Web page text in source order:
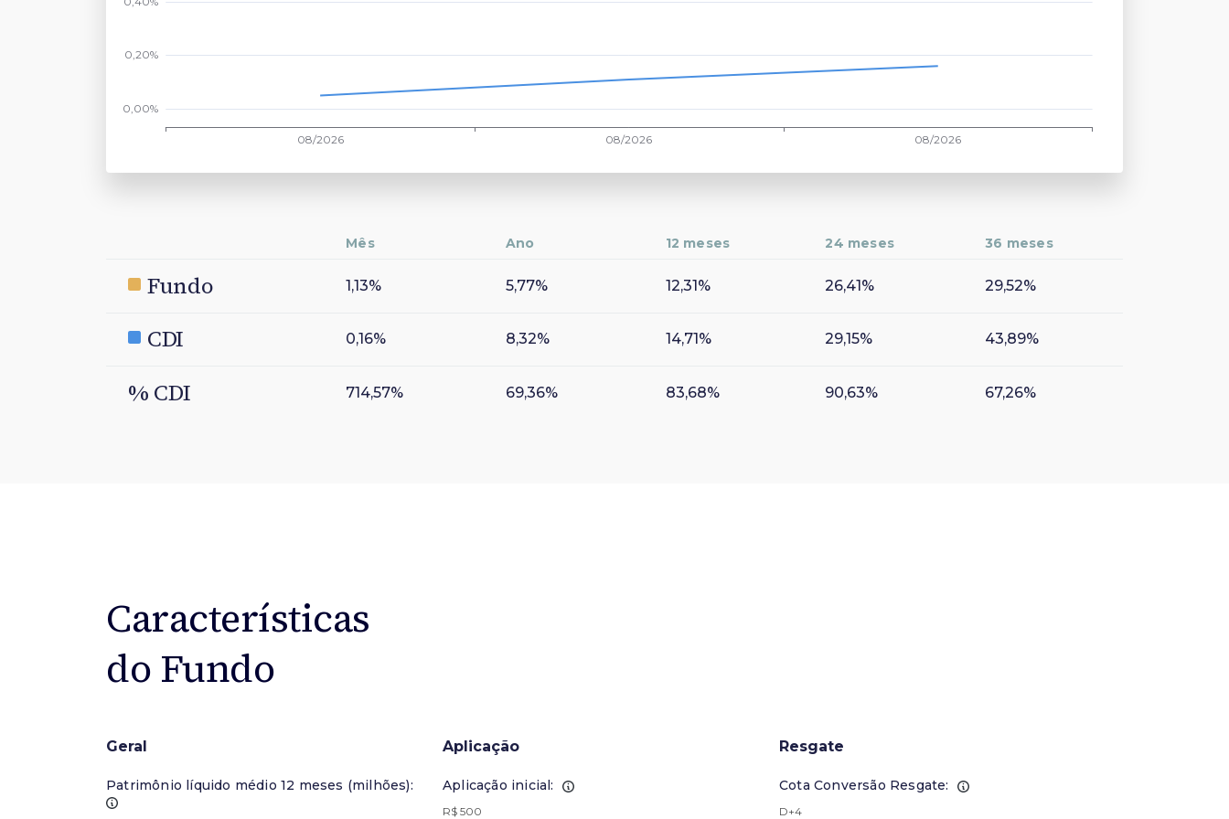
Mês Ano 12 meses 24 meses 36 meses
Fundo 1,13% 5,77% 12,31% 26,41% 29,52%
CDI 0,16% 8,32% 14,71% 29,15% 43,89%
% CDI 714,57% 69,36% 83,68% 90,63% 67,26%
Características
do Fundo
Geral Aplicação Resgate
Patrimônio líquido médio 12 meses (milhões): Aplicação inicial:
R$ 500
Cota Conversão Resgate:
D+4